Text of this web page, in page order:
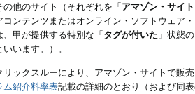
の他のサイト（それぞれを「アマゾン・サイト
コンテンツまたはオンライン・ソフトウェア
甲が提供する特別な「タグが付いた 」状態
いいます。）。
リックスルーにより、アマゾン・サイトで販
ム紹介料率表記載の詳細のとおり（および同